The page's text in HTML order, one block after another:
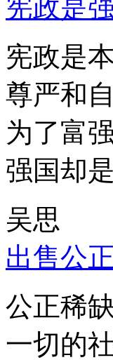
宪政是
宪政是
尊严和
为了富
强国却
吴思
出售公
公正稀
一切的